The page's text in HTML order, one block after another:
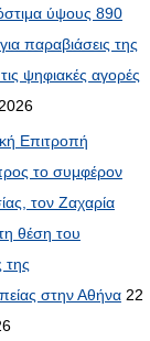
ύψους 890
παραβιάσεις της
ψηφιακές αγορές
Επιτροπή
το συμφέρον
τον Ζαχαρία
θέση του
της
στην Αθήνα 22